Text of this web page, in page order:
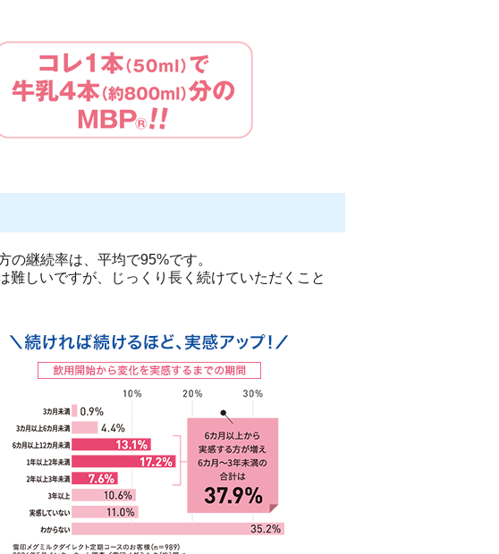
の継続率は、平均で95%です。
しいですが、じっくり長く続けていただくこと